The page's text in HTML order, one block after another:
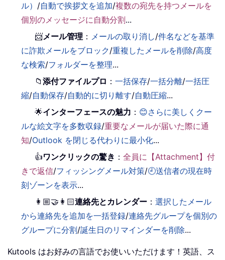
ル） /自動で挨拶文を追加/複数の宛先を持つメールを
個別のメッセージに自動分割...
📨メール管理 ： メールの取り消し/件名などを基準
に詐欺メールをブロック/重複したメールを削除/高度
な検索/フォルダーを整理...
📁添付ファイルプロ ：一括保存/一括分離/一括圧
縮/自動保存/自動的に切り離す/自動圧縮...
🌟インターフェースの魅力 ： 😊さらに美しくクー
ルな絵文字を多数収録/重要なメールが届いた際に通
知/Outlook を閉じる代わりに最小化...
👍ワンクリックの驚き ：全員に【Attachment】付
きで返信/フィッシングメール対策/🕘送信者の現在時
刻ゾーンを表示...
👩🏼‍🤝‍👩🏻連絡先とカレンダー ：選択したメール
から連絡先を追加を一括登録/連絡先グループを個別の
グループに分割/誕生日のリマインダーを削除...
Kutools はお好みの言語でお使いいただけます！英語、ス